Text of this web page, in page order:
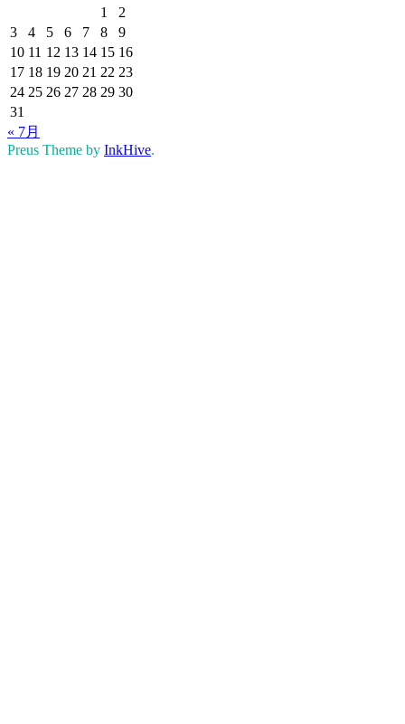
1
2
3
4 5 6 7 8
9
10 11 12 13 14 15 16
17 18 19 20 21 22 23
24 25 26 27 28 29 30
31
« 7月
Preus Theme by InkHive.